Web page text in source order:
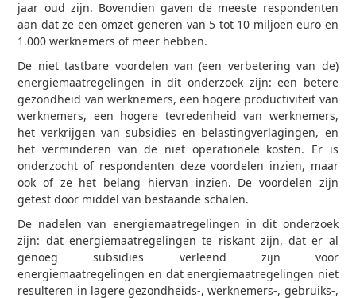
jaar oud zijn. Bovendien gaven de meeste respondenten
aan dat ze een omzet generen van 5 tot 10 miljoen euro en
1.000 werknemers of meer hebben.
De niet tastbare voordelen van (een verbetering van de)
energiemaatregelingen in dit onderzoek zijn: een betere
gezondheid van werknemers, een hogere productiviteit van
werknemers, een hogere tevredenheid van werknemers,
het verkrijgen van subsidies en belastingverlagingen, en
het verminderen van de niet operationele kosten. Er is
onderzocht of respondenten deze voordelen inzien, maar
ook of ze het belang hiervan inzien. De voordelen zijn
getest door middel van bestaande schalen.
De nadelen van energiemaatregelingen in dit onderzoek
zijn: dat energiemaatregelingen te riskant zijn, dat er al
genoeg subsidies verleend zijn voor
energiemaatregelingen en dat energiemaatregelingen niet
resulteren in lagere gezondheids-, werknemers-, gebruiks-,